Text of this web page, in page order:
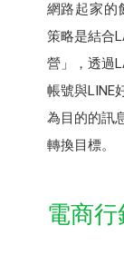
網路起家的
策略是結合
營」，透過
帳號與LINE
為目的的訊
轉換目標。
電商